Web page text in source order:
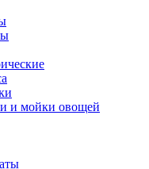
и мойки овощей